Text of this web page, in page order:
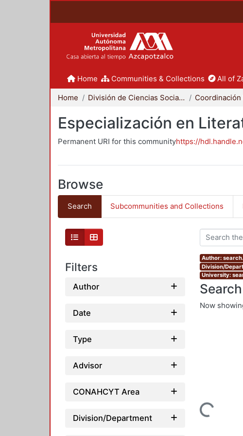
Home Communities & Collections All of
Home División de Ciencias Sociales y Humanidades
Especialización en
Permanent URI for this communityhttps://
Browse
Search Subcommunities and Collections
Filters
Author
Date
Type
Advisor
CONAHCYT Area
Division/Department
Author:
Division/
University:
Now
Loading...